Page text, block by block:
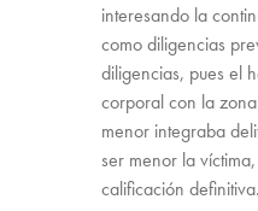
interesando la
como diligencias
diligencias, pues el
corporal con la
menor integraba
ser menor la
calificación definitiva.